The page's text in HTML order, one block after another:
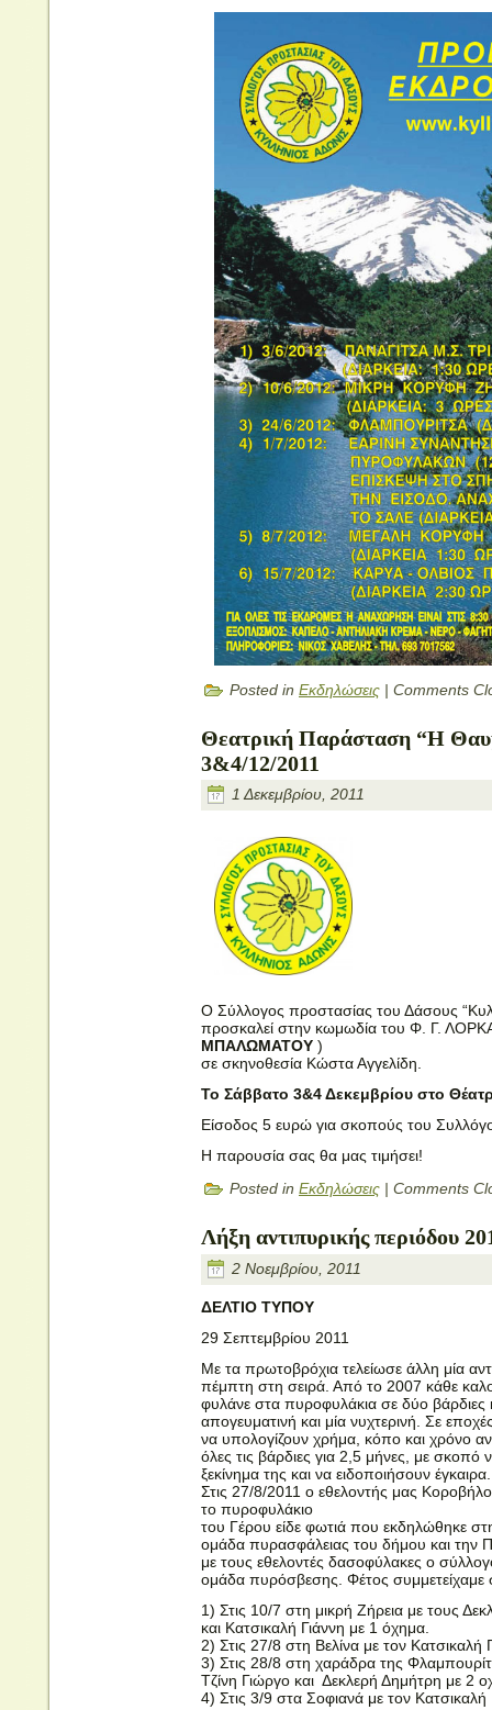
Posted in Εκδηλώσεις | Comments
Θεατρική Παράσταση “Η
3&4/12/2011
1 Δεκεμβρίου, 2011
Ο Σύλλογος προστασίας του Δάσους
προσκαλεί στην κωμωδία του Φ. Γ.
ΜΠΑΛΩΜΑΤΟΥ )
σε σκηνοθεσία Κώστα Αγγελίδη.
Το Σάββατο 3&4 Δεκεμβρίου στο
Είσοδος 5 ευρώ για σκοπούς του
Η παρουσία σας θα μας τιμήσει!
Posted in Εκδηλώσεις | Comments
Λήξη αντιπυρικής περιόδου
2 Νοεμβρίου, 2011
ΔΕΛΤΙΟ ΤΥΠΟΥ
29 Σεπτεμβρίου 2011
Με τα πρωτοβρόχια τελείωσε άλλη μία
πέμπτη στη σειρά. Από το 2007 κάθε
φυλάνε στα πυροφυλάκια σε δύο βάρδιες
απογευματινή και μία νυχτερινή. Σε
να υπολογίζουν χρήμα, κόπο και χρόνο
όλες τις βάρδιες για 2,5 μήνες, με σκοπό
ξεκίνημα της και να ειδοποιήσουν έγκαιρα.
Στις 27/8/2011 ο εθελοντής μας
το πυροφυλάκιο
του Γέρου είδε φωτιά που εκδηλώθηκε
ομάδα πυρασφάλειας του δήμου και την
με τους εθελοντές δασοφύλακες ο
ομάδα πυρόσβεσης. Φέτος
1) Στις 10/7 στη μικρή Ζήρεια με τους
και Κατσικαλή Γιάννη με 1 όχημα.
2) Στις 27/8 στη Βελίνα με τον
3) Στις 28/8 στη χαράδρα της
Τζίνη Γιώργο και Δεκλερή Δημήτρη με 2
4) Στις 3/9 στα Σοφιανά με τον